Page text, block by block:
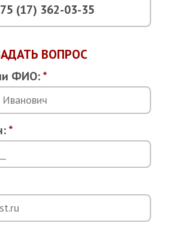
(17) 362-03-35
ВОПРОС
ФИО:*
*